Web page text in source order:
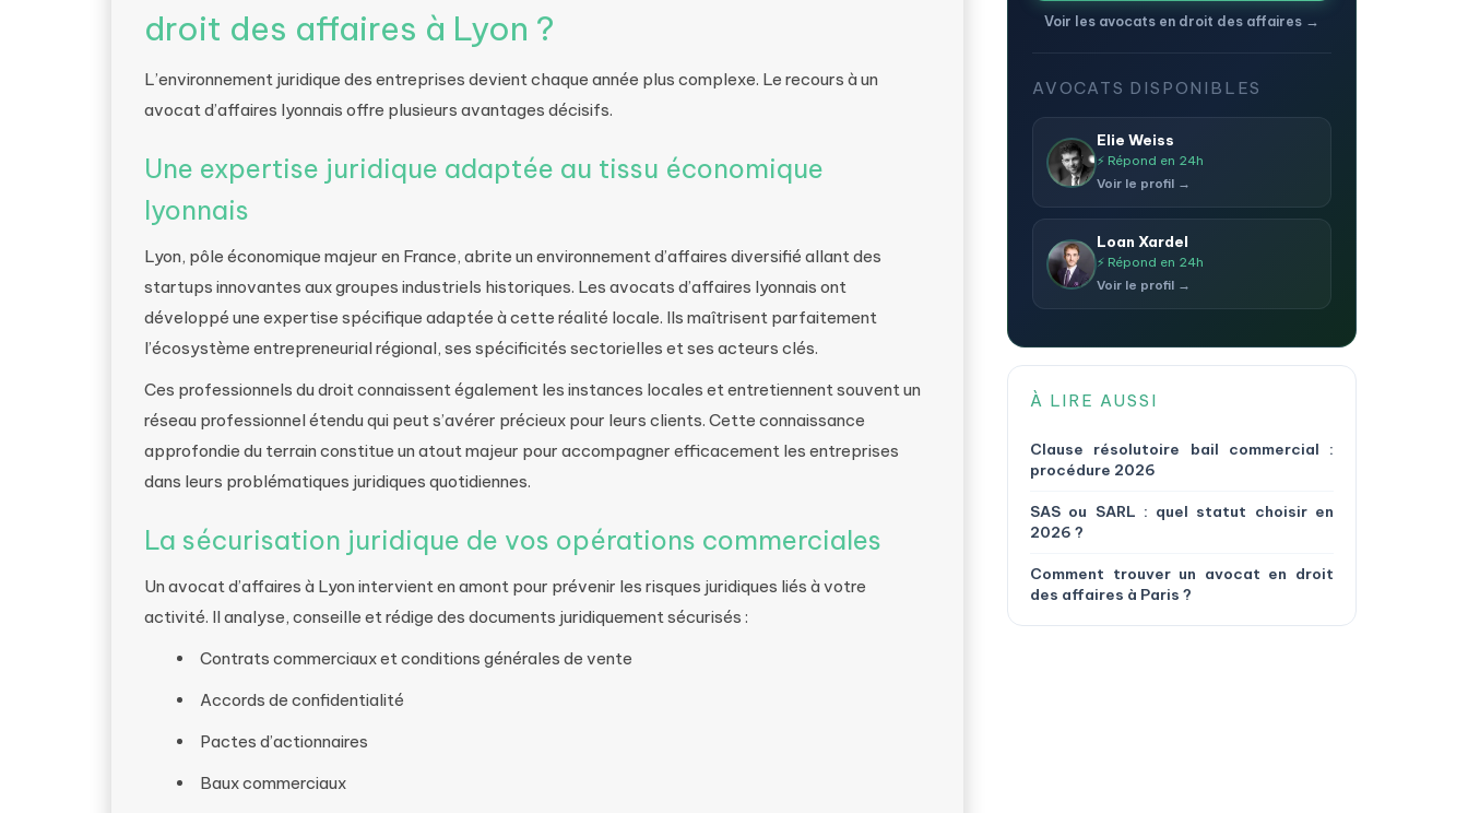
droit des affaires à Lyon ?
L’environnement juridique des entreprises devient chaque année plus complexe. Le recours à un
avocat d’affaires lyonnais offre plusieurs avantages décisifs.
Une expertise juridique adaptée au tissu économique
lyonnais
Lyon, pôle économique majeur en France, abrite un environnement d’affaires diversifié allant des
startups innovantes aux groupes industriels historiques. Les avocats d’affaires lyonnais ont
développé une expertise spécifique adaptée à cette réalité locale. Ils maîtrisent parfaitement
l’écosystème entrepreneurial régional, ses spécificités sectorielles et ses acteurs clés.
Ces professionnels du droit connaissent également les instances locales et entretiennent souvent un
réseau professionnel étendu qui peut s’avérer précieux pour leurs clients. Cette connaissance
approfondie du terrain constitue un atout majeur pour accompagner efficacement les entreprises
dans leurs problématiques juridiques quotidiennes.
La sécurisation juridique de vos opérations commerciales
Un avocat d’affaires à Lyon intervient en amont pour prévenir les risques juridiques liés à votre
activité. Il analyse, conseille et rédige des documents juridiquement sécurisés :
Contrats commerciaux et conditions générales de vente
Accords de confidentialité
Pactes d’actionnaires
Baux commerciaux
Voir les avocats en droit des affaires →
AVOCATS DISPONIBLES
Elie Weiss
⚡ Répond en 24h
Voir le profil →
Loan Xardel
⚡ Répond en 24h
Voir le profil →
À LIRE AUSSI
Clause résolutoire bail commercial :
procédure 2026
SAS ou SARL : quel statut choisir en
2026 ?
Comment trouver un avocat en droit
des affaires à Paris ?